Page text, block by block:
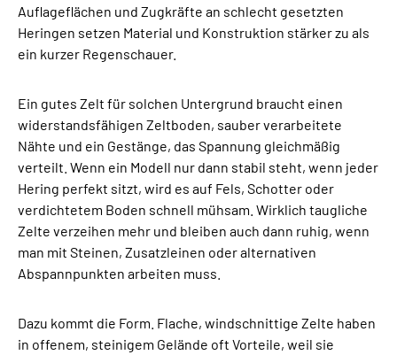
Auflageflächen und Zugkräfte an schlecht gesetzten
Heringen setzen Material und Konstruktion stärker zu als
ein kurzer Regenschauer.
Ein gutes Zelt für solchen Untergrund braucht einen
widerstandsfähigen Zeltboden, sauber verarbeitete
Nähte und ein Gestänge, das Spannung gleichmäßig
verteilt. Wenn ein Modell nur dann stabil steht, wenn jeder
Hering perfekt sitzt, wird es auf Fels, Schotter oder
verdichtetem Boden schnell mühsam. Wirklich taugliche
Zelte verzeihen mehr und bleiben auch dann ruhig, wenn
man mit Steinen, Zusatzleinen oder alternativen
Abspannpunkten arbeiten muss.
Dazu kommt die Form. Flache, windschnittige Zelte haben
in offenem, steinigem Gelände oft Vorteile, weil sie